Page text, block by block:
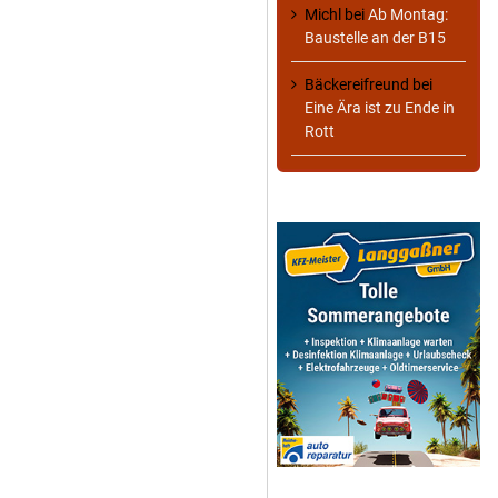
Michl beiAb Montag:
Baustelle an der B15
Bäckereifreund bei
Eine Ära ist zu Ende in
Rott